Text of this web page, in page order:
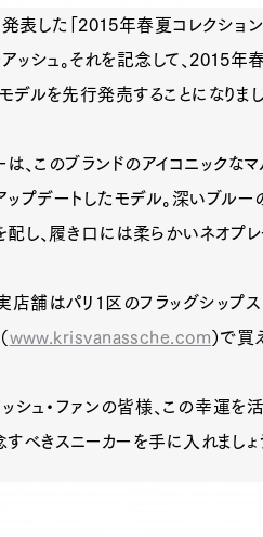
表した「2015年春夏コレクショ
アッシュ。それを記念して、2015
デルを先行発売することになりま
は、このブランドのアイコニックな
ップデートしたモデル。深いブル
配し、履き口には柔らかいネオプ
店舗はパリ1区のフラッグシップス
www.krisvanassche.com）で買
ッシュ・ファンの皆様、この幸運
すべきスニーカーを手に入れましょ